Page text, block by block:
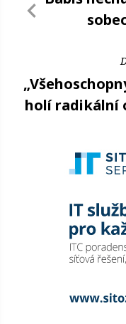
holí radikální